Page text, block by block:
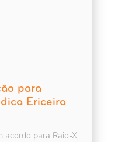
para
Ericeira
acordo para Raio-X,